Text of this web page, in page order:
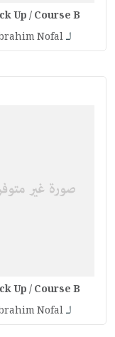
Up / Course B
لـNofal
Up / Course B
لـNofal